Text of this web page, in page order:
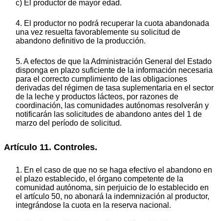
c) El productor de mayor edad.
4. El productor no podrá recuperar la cuota abandonada
una vez resuelta favorablemente su solicitud de
abandono definitivo de la producción.
5. A efectos de que la Administración General del Estado
disponga en plazo suficiente de la información necesaria
para el correcto cumplimiento de las obligaciones
derivadas del régimen de tasa suplementaria en el sector
de la leche y productos lácteos, por razones de
coordinación, las comunidades autónomas resolverán y
notificarán las solicitudes de abandono antes del 1 de
marzo del período de solicitud.
Artículo 11. Controles.
1. En el caso de que no se haga efectivo el abandono en
el plazo establecido, el órgano competente de la
comunidad autónoma, sin perjuicio de lo establecido en
el artículo 50, no abonará la indemnización al productor,
integrándose la cuota en la reserva nacional.